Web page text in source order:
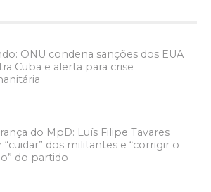
ONU condena sanções dos EUA
Cuba e alerta para crise
do MpD: Luís Filipe Tavares
“cuidar” dos militantes e “corrigir o
do partido